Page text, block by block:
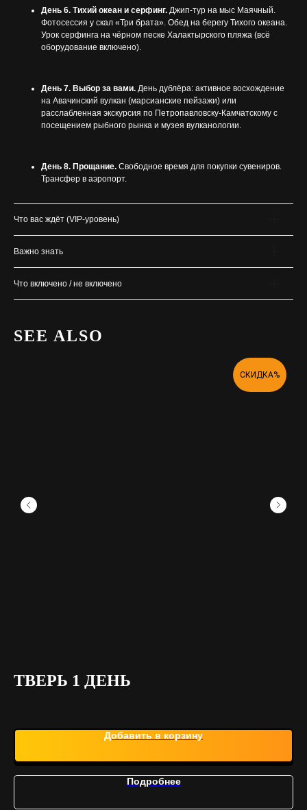
День 6. Тихий океан и серфинг. Джип-тур на мыс Маячный.
Фотосессия у скал «Три брата». Обед на берегу Тихого океана.
Урок серфинга на чёрном песке Халактырского пляжа (всё
оборудование включено).
День 7. Выбор за вами. День дублёра: активное восхождение
на Авачинский вулкан (марсианские пейзажи) или
расслабленная экскурсия по Петропавловску-Камчатскому с
посещением рыбного рынка и музея вулканологии.
День 8. Прощание. Свободное время для покупки сувениров.
Трансфер в аэропорт.
Что вас ждёт (VIP-уровень)
Важно знать
Что включено / не включено
SEE ALSO
СКИДКА%
ТВЕРЬ 1 ДЕНЬ
Добавить в корзину
Подробнее